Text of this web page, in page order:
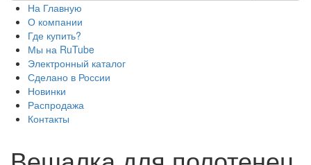
На Главную
О компании
Где купить?
Мы на RuTube
Электронный каталог
Сделано в России
Новинки
Распродажа
Контакты